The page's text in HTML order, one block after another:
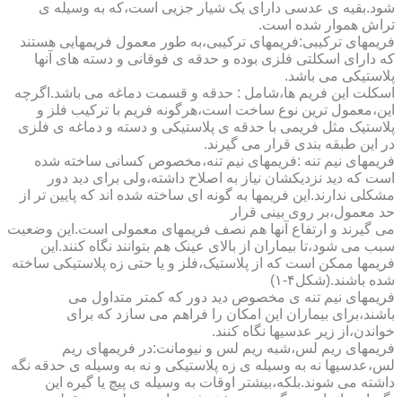
شود.بقیه ی عدسی دارای یک شیار جزیی است،که به وسیله ی
تراش هموار شده است.
فریمهای ترکیبی:فریمهای ترکیبی،به طور معمول فریمهایی هستند
که دارای اسکلتی فلزی بوده و حدقه ی فوقانی و دسته های آنها
پلاستیکی می باشد.
اسکلت این فریم ها،شامل : حدقه و قسمت دماغه می باشد.اگرچه
این،معمول ترین نوع ساخت است،هرگونه فریم با ترکیب فلز و
پلاستیک مثل فریمی با حدقه ی پلاستیکی و دسته و دماغه ی فلزی
در این طبقه بندی قرار می گیرند.
فریمهای نیم تنه :فریمهای نیم تنه،مخصوص کسانی ساخته شده
است که دید نزدیکشان نیاز به اصلاح داشته،ولی برای دید دور
مشکلی ندارند.این فریمها به گونه ای ساخته شده اند که پایین تر از
حد معمول،بر روی بینی قرار
می گیرند و ارتفاع آنها هم نصف فریمهای معمولی است.این وضعیت
سبب می شود،تا بیماران از بالای عینک هم بتوانند نگاه کنند.این
فریمها ممکن است که از پلاستیک،فلز و یا حتی زه پلاستیکی ساخته
شده باشند.(شکل۴-۱)
فریمهای نیم تنه ی مخصوص دید دور که کمتر متداول می
باشند،برای بیماران این امکان را فراهم می سازد که برای
خواندن،از زیر عدسیها نگاه کنند.
فریمهای ریم لس،شبه ریم لس و نیومانت:در فریمهای ریم
لس،عدسیها نه به وسیله ی زه پلاستیکی و نه به وسیله ی حدقه نگه
داشته می شوند.بلکه،بیشتر اوقات به وسیله ی پیچ یا گیره این